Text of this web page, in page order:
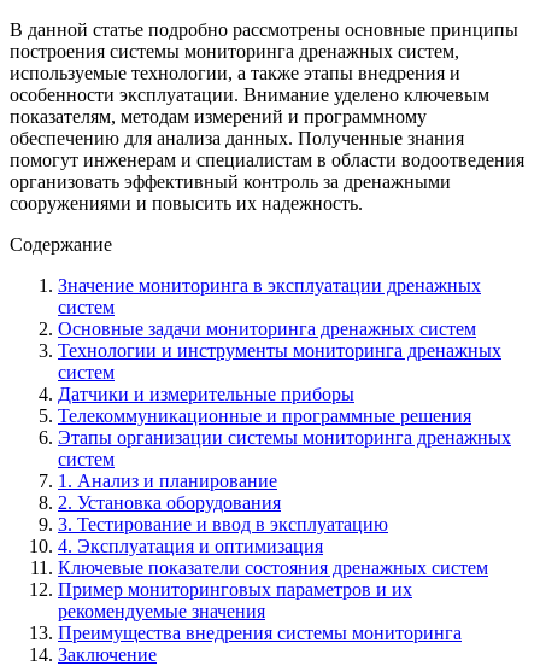
В данной статье подробно рассмотрены основные принципы
построения системы мониторинга дренажных систем,
используемые технологии, а также этапы внедрения и
особенности эксплуатации. Внимание уделено ключевым
показателям, методам измерений и программному
обеспечению для анализа данных. Полученные знания
помогут инженерам и специалистам в области водоотведения
организовать эффективный контроль за дренажными
сооружениями и повысить их надежность.
Содержание
Значение мониторинга в эксплуатации дренажных
систем
Основные задачи мониторинга дренажных систем
Технологии и инструменты мониторинга дренажных
систем
Датчики и измерительные приборы
Телекоммуникационные и программные решения
Этапы организации системы мониторинга дренажных
систем
1. Анализ и планирование
2. Установка оборудования
3. Тестирование и ввод в эксплуатацию
4. Эксплуатация и оптимизация
Ключевые показатели состояния дренажных систем
Пример мониторинговых параметров и их
рекомендуемые значения
Преимущества внедрения системы мониторинга
Заключение